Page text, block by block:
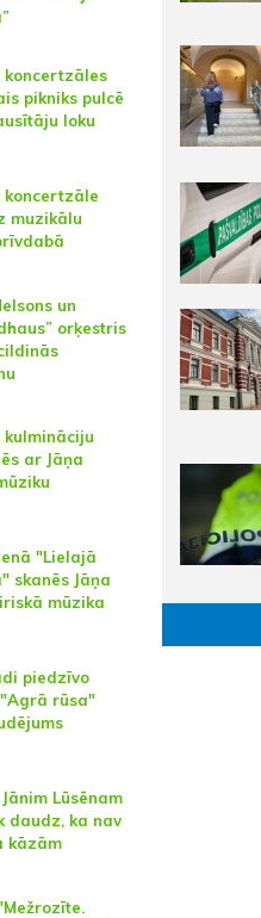
koncertzāles
pikniks pulcē
loku
koncertzāle
muzikālu
un
orķestris
ar Jāņa
"Lielajā
skanēs Jāņa
mūzika
piedzīvo
rūsa"
Jānim Lūsēnam
daudz, ka nav
kāzām